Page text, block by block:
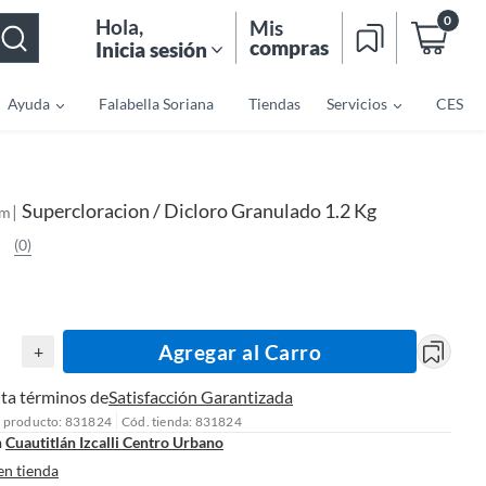
Hola,
Inicia sesión
Mis
compras
0
Ayuda Falabella Soriana Tiendas Servicios CES
| Supercloracion / Dicloro Granulado 1.2 Kg
(0)
+ Agregar al Carro
términos deSatisfacción Garantizada
producto: 831824 Cód. tienda: 831824
Cuautitlán Izcalli Centro Urbano
tienda